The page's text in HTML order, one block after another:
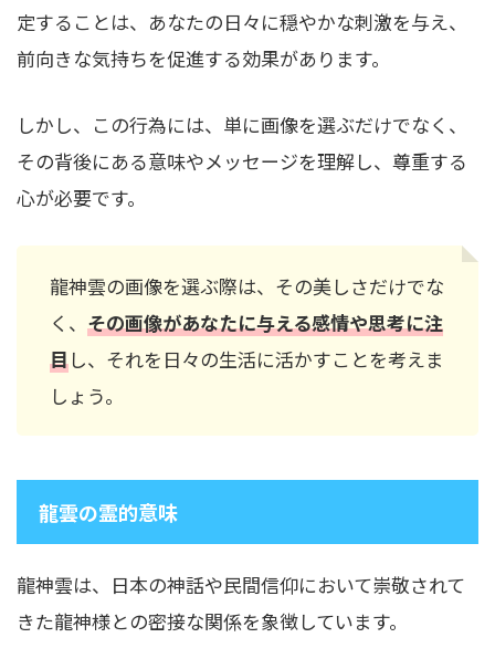
定することは、あなたの日々に穏やかな刺激を与え、
前向きな気持ちを促進する効果があります。
しかし、この行為には、単に画像を選ぶだけでなく、
その背後にある意味やメッセージを理解し、尊重する
心が必要です。
龍神雲の画像を選ぶ際は、その美しさだけでな
く、 その画像があなたに与える感情や思考に注
目し、それを日々の生活に活かすことを考えま
しょう。
龍雲の霊的意味
龍神雲は、日本の神話や民間信仰において崇敬されて
きた龍神様との密接な関係を象徴しています。